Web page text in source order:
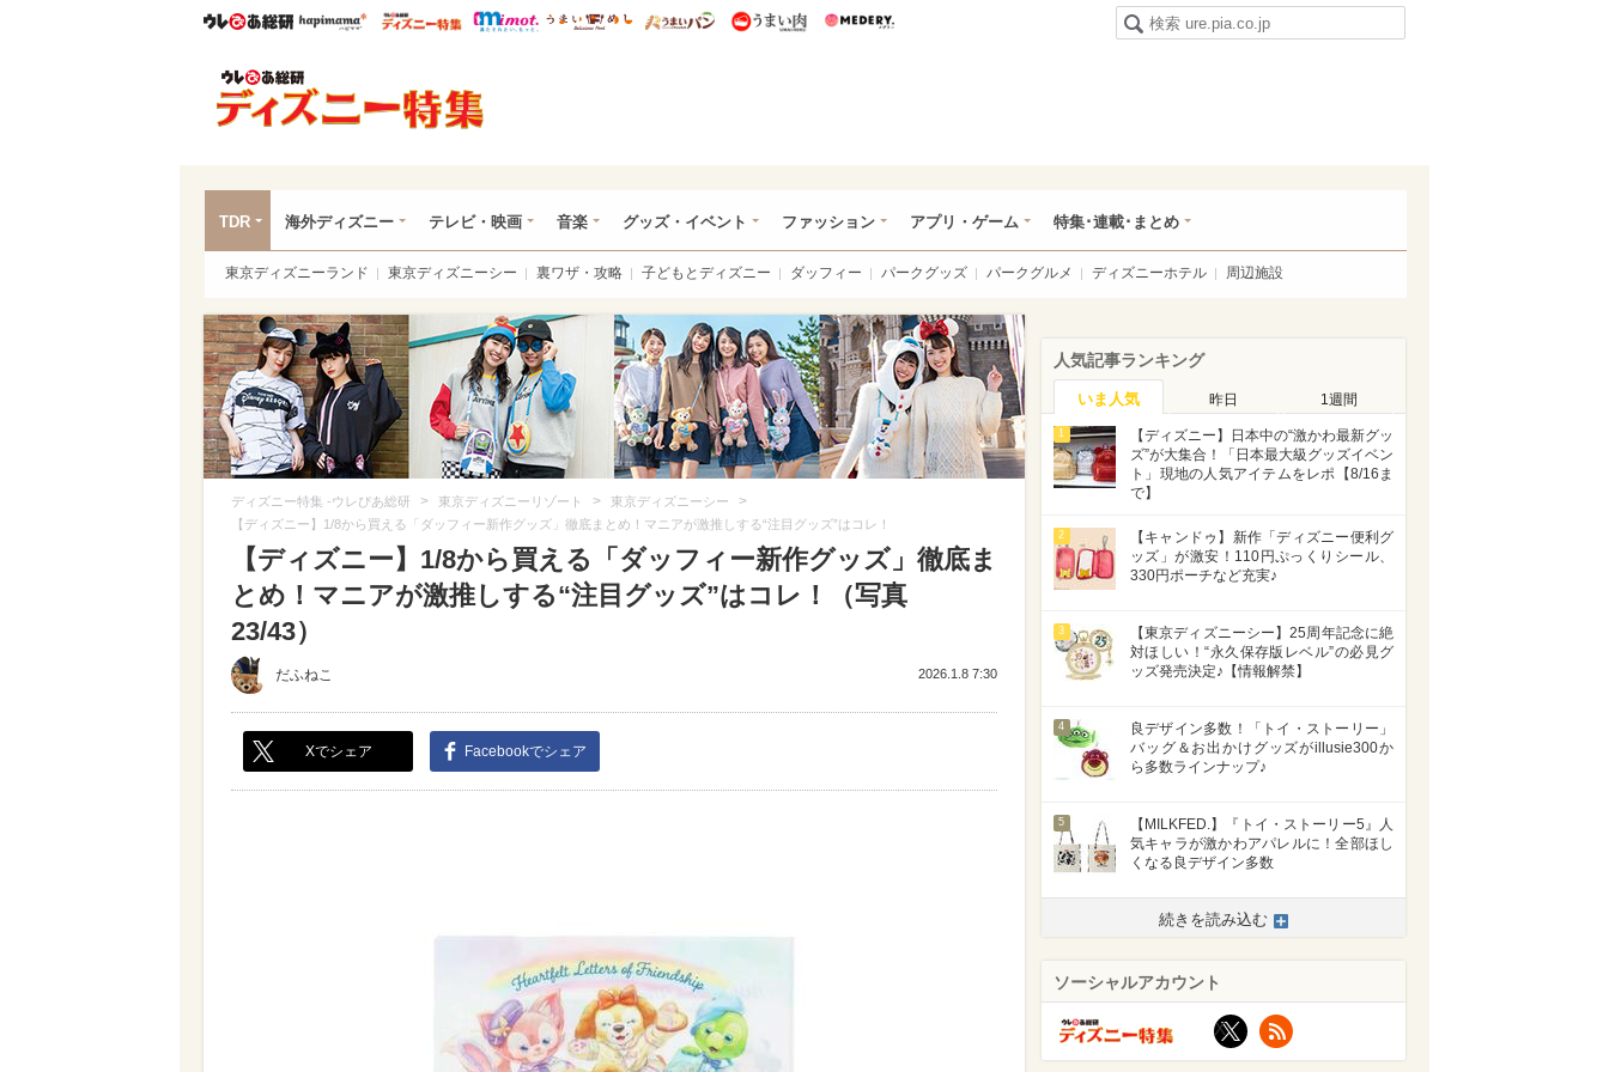
ウレぴあ総研ハピママ* ウレぴあ総研 ディズニー特集
mimot. うまいめし うまいパン うまい肉
TDR 海外ディズニー テレビ・映画 音楽 グッズ・イベント ファッション アプリ・ゲーム 特集･連載･まとめ
東京ディズニーランド 東京ディズニーシー 裏ワザ・攻略 子どもとディズニー ダッフィー パークグッズ パークグルメ ディズニーホテル 周辺施設
ディズニー特集 -ウレぴあ総研 > 東京ディズニーリゾート > 東京ディズニーシー >
【ディズニー】1/8から買える「ダッフィー新作グッズ」徹底まとめ！マニアが激推しする“注目グッズ”はコレ！
【ディズニー】1/8から買える「ダッフィー新作グッズ」徹底ま
とめ！マニアが激推しする“注目グッズ”はコレ！（写真
23/43）
だふねこ 2026.1.8 7:30
Xでシェア Facebookでシェア
人気記事ランキング
いま人気 昨日 1週間
1
【ディズニー】日本中の“激かわ最新グッ
ズ”が大集合！「日本最大級グッズイベン
ト」現地の人気アイテムをレポ【8/16ま
で】
2
【キャンドゥ】新作「ディズニー便利グ
ッズ」が激安！110円ぷっくりシール、
330円ポーチなど充実♪
3
【東京ディズニーシー】25周年記念に絶
対ほしい！“永久保存版レベル”の必見グ
ッズ発売決定♪【情報解禁】
4
良デザイン多数！「トイ・ストーリー」
バッグ＆お出かけグッズがillusie300か
ら多数ラインナップ♪
5
【MILKFED.】『トイ・ストーリー5』人
気キャラが激かわアパレルに！全部ほし
くなる良デザイン多数
続きを読み込む
ソーシャルアカウント
X